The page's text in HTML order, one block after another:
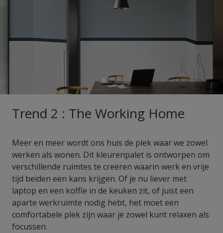
Trend 2 : The Working Home
Meer en meer wordt ons huis de plek waar we zowel
werken als wonen. Dit kleurenpalet is ontworpen om
verschillende ruimtes te creëren waarin werk en vrije
tijd beiden een kans krijgen. Of je nu liever met
laptop en een koffie in de keuken zit, of juist een
aparte werkruimte nodig hebt, het moet een
comfortabele plek zijn waar je zowel kunt relaxen als
focussen.